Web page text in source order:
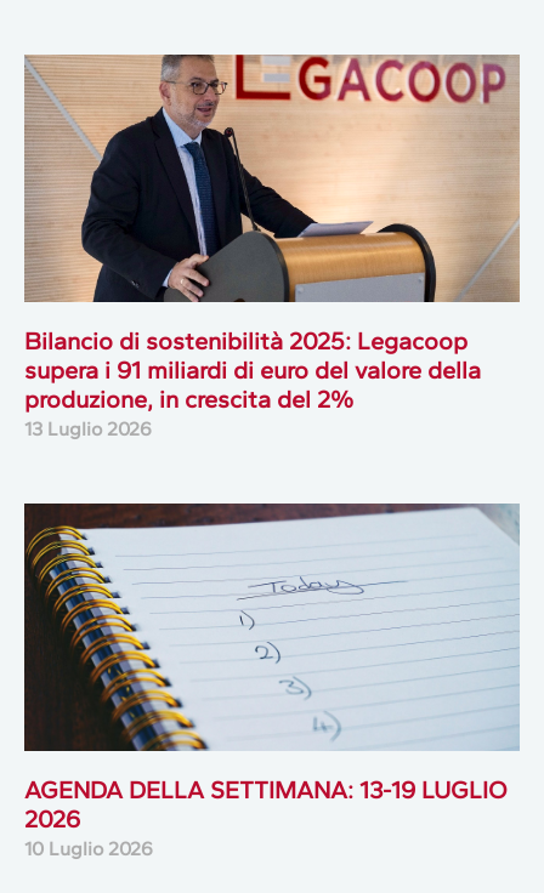
Bilancio di sostenibilità 2025: Legacoop
supera i 91 miliardi di euro del valore della
produzione, in crescita del 2%
13 Luglio 2026
AGENDA DELLA SETTIMANA: 13-19 LUGLIO
2026
10 Luglio 2026